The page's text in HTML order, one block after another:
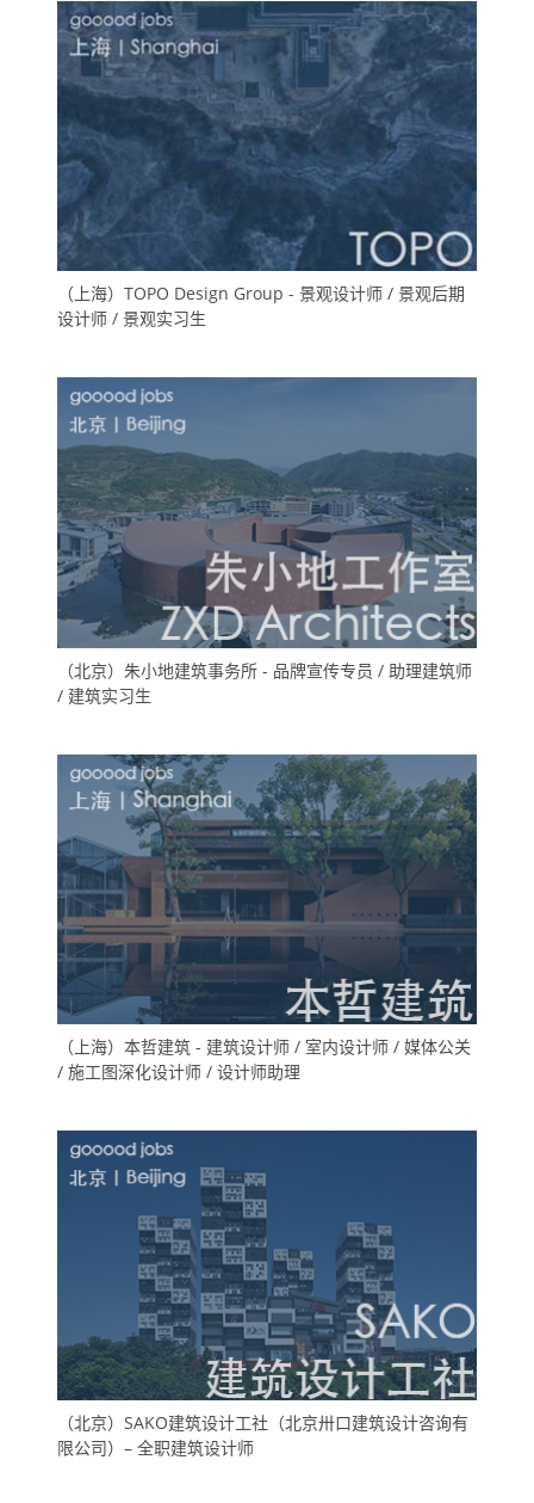
（上海）TOPO Design Group - 景观设计师 / 景观后期
设计师 / 景观实习生
（北京）朱小地建筑事务所 - 品牌宣传专员 / 助理建筑师
/ 建筑实习生
（上海）本哲建筑 - 建筑设计师 / 室内设计师 / 媒体公关
/ 施工图深化设计师 / 设计师助理
（北京）SAKO建筑设计工社（北京卅口建筑设计咨询有
限公司）– 全职建筑设计师